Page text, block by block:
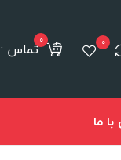
0 تماس : 02188311672-021884910130
ما